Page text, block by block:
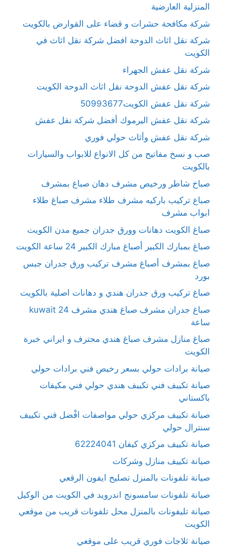
المنزلية العارضية
شركة مكافحة حشرات و قضاء على القوارض بالكويت
شركة نقل اثاث الدوحة افضل شركة نقل اثاث في
الكويت
شركة نقل عفش الجهراء
شركة نقل عفش الدوحة نقل اثاث الدوحة الكويت
شركة نقل عفش الكويت50993677
شركة نقل عفش اليرموك أفضل شركة نقل عفش
شركة نقل عفش وأثاث حولي فوري
صب و نسخ مفاتيح من كل الانواع للابواب والسيارات
بالكويت
صباخ شاطر ورخيص مشرف دهان صباغ بمشرف
صباع تركيب باركيه مشرف طلاء مشرف صباغ طلاء
ابواب مشرف
صباغ الكويت دهانات وورق جدران جميع مدن الكويت
صباغ بمبارك الكبير أصباغ مبارك الكبير 24 ساعة الكويت
صباغ بمشرف أصباغ مشرف تركيب ورق جدران جبس
بورد
صباغ تركيب ورق جدران هندي و دهانات اصلية بالكويت
صباغ جدران مشرف صباغ هندي مشرف kuwait 24
ساعة
صباغ منازل مشرف صباغ هندي محترف و ايراني خبرة
الكويت
صيانة برادات حولي بسعر رخيص فني برادات حولي
صيانة تكييف فني تكييف هندي حولي فني مكيفات
باكستاني
صيانة تكييف مركزي حولي مواصفات افْضل فني تكييف
سنترال حولي
صيانة تكييف مركزي كيفان 62224041
صيانة تكييف منازل وشركات
صيانة تلفونات بالمنزل تصليح ايفون الرقعي
صيانة تلفونات سامسونج اندرويد في الكويت من الوكيل
صيانة تليفونات بالمنزل محل تلفونات قريب من موقعي
الكويت
صيانة ثلاجات فوري قريب على موقعي